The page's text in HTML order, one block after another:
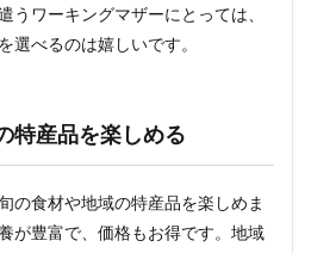
うワーキングマザーにとっては、
選べるのは嬉しいです。
特産品を楽しめる
の食材や地域の特産品を楽しめま
が豊富で、価格もお得です。地域